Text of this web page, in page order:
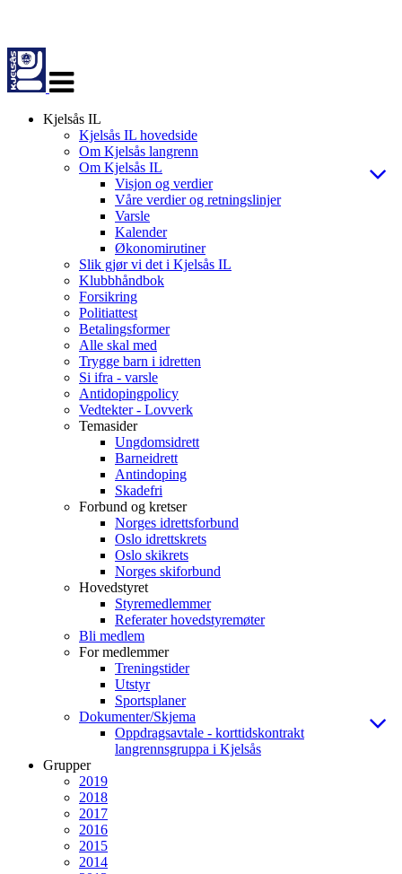
navigasjon
Kjelsås IL
Kjelsås IL hovedside
Om Kjelsås langrenn
Om Kjelsås IL
Visjon og verdier
Våre verdier og retningslinjer
Varsle
Kalender
Økonomirutiner
Slik gjør vi det i Kjelsås IL
Klubbhåndbok
Forsikring
Politiattest
Betalingsformer
Alle skal med
Trygge barn i idretten
Si ifra - varsle
Antidopingpolicy
Vedtekter - Lovverk
Temasider
Ungdomsidrett
Barneidrett
Antindoping
Skadefri
Forbund og kretser
Norges idrettsforbund
Oslo idrettskrets
Oslo skikrets
Norges skiforbund
Hovedstyret
Styremedlemmer
Referater hovedstyremøter
Bli medlem
For medlemmer
Treningstider
Utstyr
Sportsplaner
Dokumenter/Skjema
Oppdragsavtale - korttidskontrakt
langrennsgruppa i Kjelsås
Grupper
2019
2018
2017
2016
2015
2014